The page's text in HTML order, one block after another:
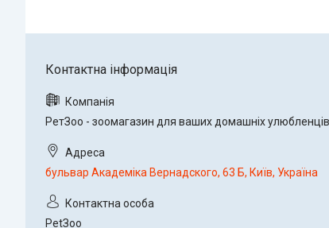
РетЗоо - зоомагазин для ваших домашніх улюбленців
бульвар Академіка Вернадского, 63 Б, Київ, Україна
PetЗoo